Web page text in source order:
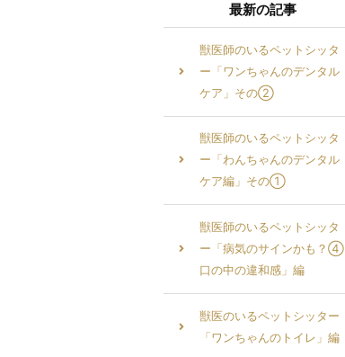
最新の記事
獣医師のいるペットシッタ
ー「ワンちゃんのデンタル
ケア」その②
獣医師のいるペットシッタ
ー「わんちゃんのデンタル
ケア編」その①
獣医師のいるペットシッタ
ー「病気のサインかも？④
口の中の違和感」編
獣医のいるペットシッター
「ワンちゃんのトイレ」編